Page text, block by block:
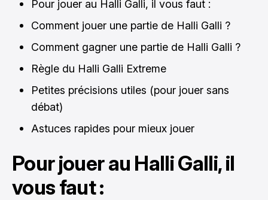
Pour jouer au Halli Galli, il vous faut :
Comment jouer une partie de Halli Galli ?
Comment gagner une partie de Halli Galli ?
Règle du Halli Galli Extreme
Petites précisions utiles (pour jouer sans
débat)
Astuces rapides pour mieux jouer
Pour jouer au Halli Galli, il
vous faut :